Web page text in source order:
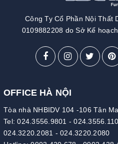
Công Ty Cổ Phần Nội Thất
0109882208 do Sở Kế
OFFICE HÀ NỘI
Tòa nhà NHBIDV 104 -106 Tân
Tel:024.3556.9801 -
024.3220.2081 - 024.3220.2080